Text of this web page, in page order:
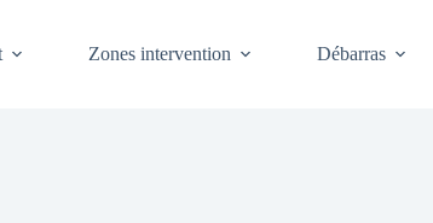
Zones intervention Débarras